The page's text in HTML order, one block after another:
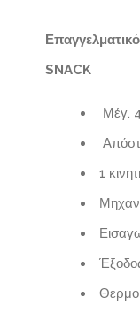
SNACK
Μέγ.
1